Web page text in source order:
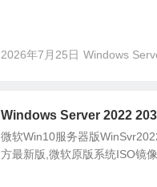
2026年7月25日 Windows
Windows Server 2022
微软Win10服务器版
方最新版,微软原版系统ISO镜